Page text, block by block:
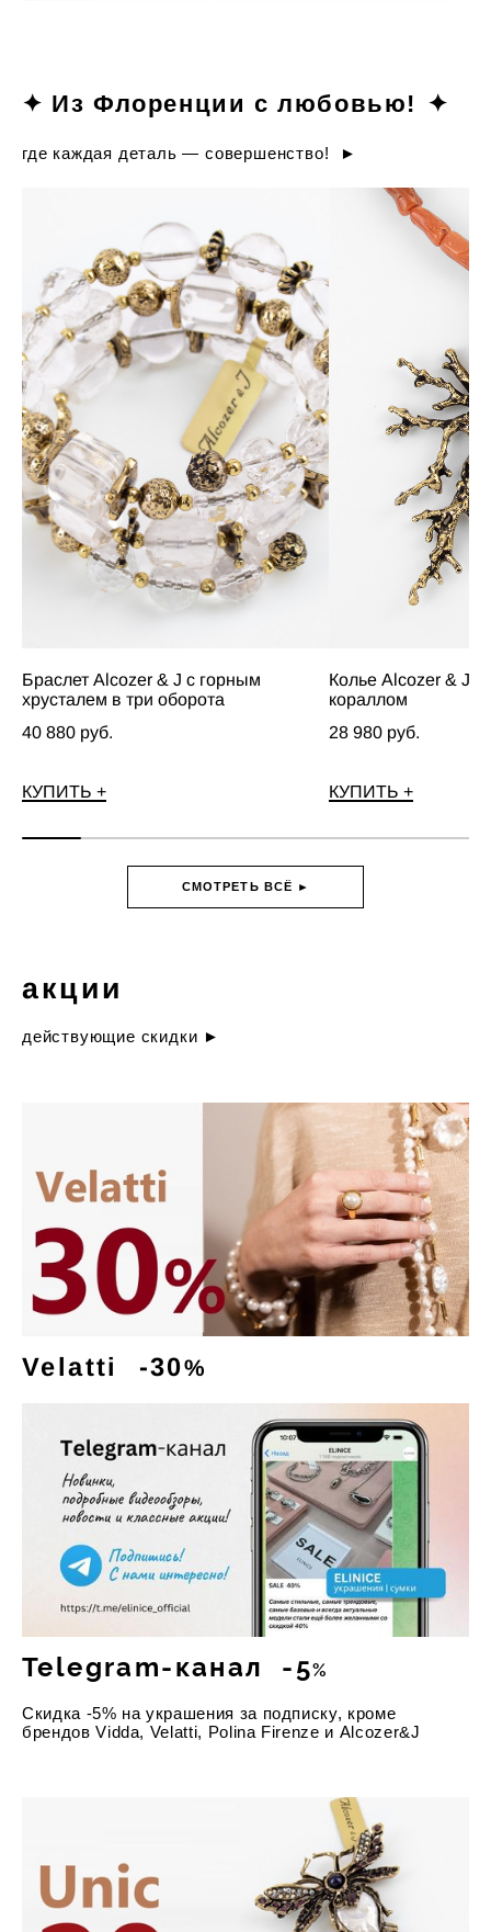
✦ Из Флоренции с любовью! ✦
где каждая деталь — совершенство! ►
Браслет Alcozer & J с горным
хрусталем в три оборота
40 880 pуб.
КУПИТЬ +
Колье Alcozer & J с
кораллом
28 980 pуб.
КУПИТЬ +
СМОТРЕТЬ ВСЁ ►
акции
действующие скидки ►
Velatti -30%
Telegram-канал -5%
Cкидка -5% на украшения за подписку, кроме
брендов Vidda, Velatti, Polina Firenze и Alcozer&J